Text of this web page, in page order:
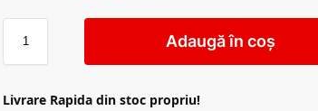
Adaugă în coș
Livrare Rapida din stoc propriu!